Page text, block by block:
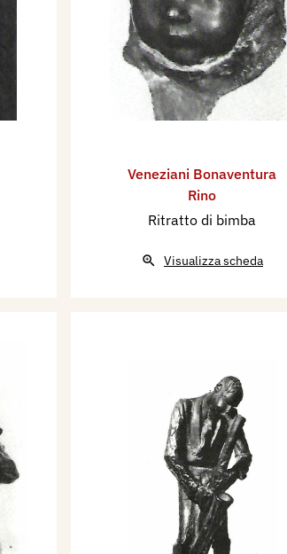
Veneziani Bonaventura
Rino
Ritratto di bimba
Visualizza scheda